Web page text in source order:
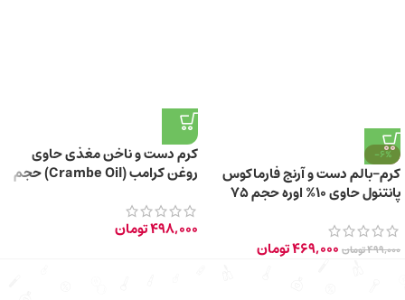
-6%
کرم-بالم دست و آرنج فارماکوس
پانتنول حاوی 10% اوره حجم 75
499,000تومان 469,000تومان
کرم دست و ناخن مغذی حاوی
روغن کرامب (Crambe Oil) حجم
498,000تومان